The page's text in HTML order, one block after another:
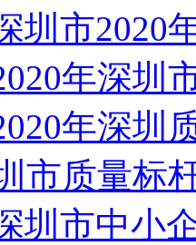
圳市2020
年深圳
年深圳
市质量标
圳市中小